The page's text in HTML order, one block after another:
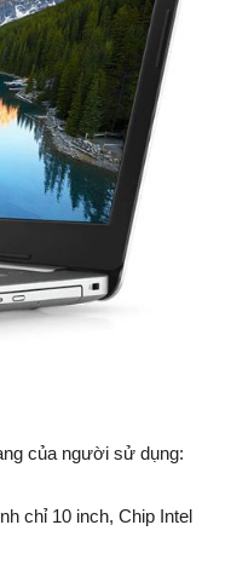
của người sử dụng:
chỉ 10 inch, Chip Intel